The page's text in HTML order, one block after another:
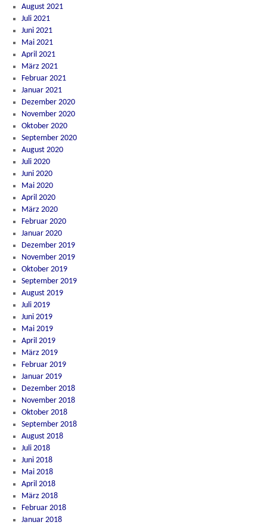
August 2021
Juli 2021
Juni 2021
Mai 2021
April 2021
März 2021
Februar 2021
Januar 2021
Dezember 2020
November 2020
Oktober 2020
September 2020
August 2020
Juli 2020
Juni 2020
Mai 2020
April 2020
März 2020
Februar 2020
Januar 2020
Dezember 2019
November 2019
Oktober 2019
September 2019
August 2019
Juli 2019
Juni 2019
Mai 2019
April 2019
März 2019
Februar 2019
Januar 2019
Dezember 2018
November 2018
Oktober 2018
September 2018
August 2018
Juli 2018
Juni 2018
Mai 2018
April 2018
März 2018
Februar 2018
Januar 2018